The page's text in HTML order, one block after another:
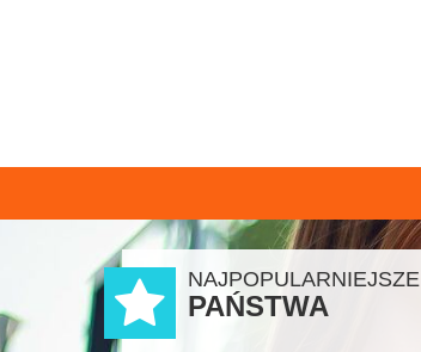
NAJPOPULARNIEJSZE
PAŃSTWA